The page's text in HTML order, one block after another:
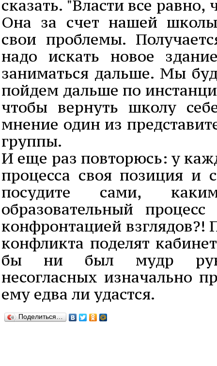
сказать. "Власти все
Она за счет нашей
свои проблемы.
надо искать новое
заниматься дальше. Мы
пойдем дальше по
чтобы вернуть школу
мнение один из
группы.
И еще раз повторюсь: у
процесса своя позиция и
посудите сами,
образовательный
конфронтацией взглядов?!
конфликта поделят
бы ни был мудр
несогласных изначально
ему едва ли удастся.
Поделиться…